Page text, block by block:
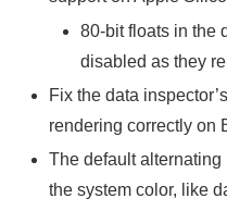
80-bit floats in the
disabled as they
Fix the data
rendering correctly on
The default
the system color, like